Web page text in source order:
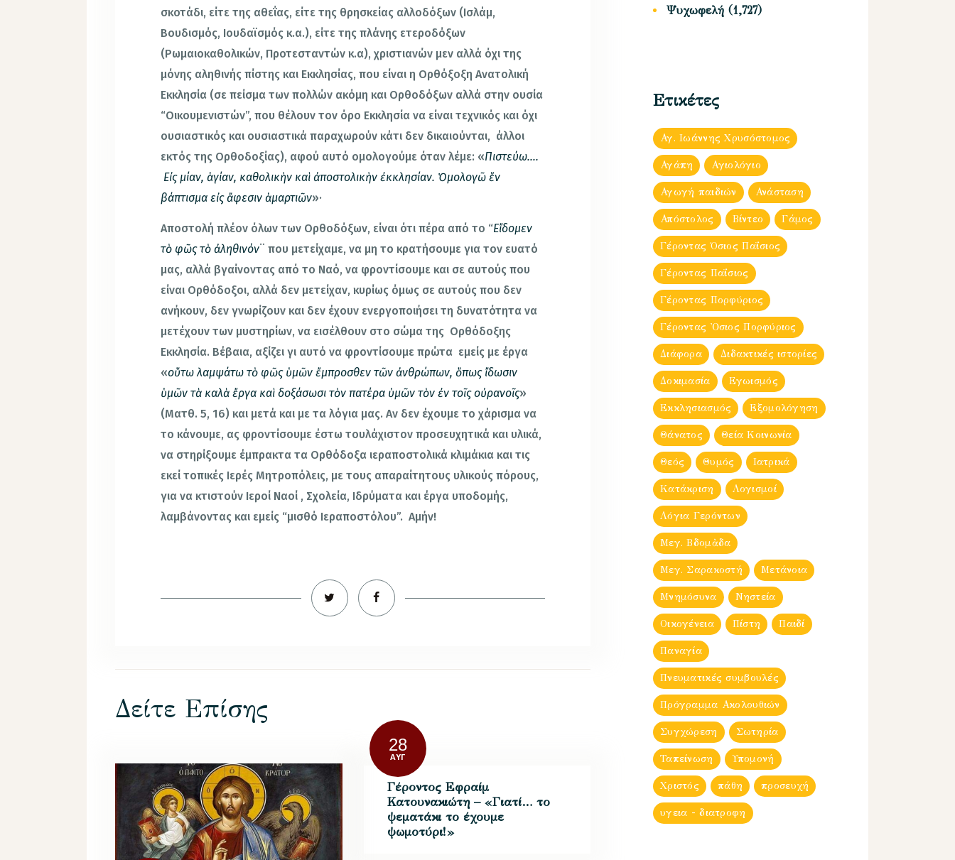
σκοτάδι, είτε της αθεΐας, είτε της θρησκείας αλλοδόξων (Ισλάμ,
Βουδισμός, Ιουδαϊσμός κ.α.), είτε της πλάνης ετεροδόξων
(Ρωμαιοκαθολικών, Προτεσταντών κ.α), χριστιανών μεν αλλά όχι της
μόνης αληθινής πίστης και Εκκλησίας, που είναι η Ορθόξοξη Ανατολική
Εκκλησία (σε πείσμα των πολλών ακόμη και Ορθοδόξων αλλά στην ουσία
“Οικουμενιστών”, που θέλουν τον όρο Εκκλησία να είναι τεχνικός και όχι
ουσιαστικός και ουσιαστικά παραχωρούν κάτι δεν δικαιούνται, άλλοι
εκτός της Ορθοδοξίας), αφού αυτό ομολογούμε όταν λέμε: «Πιστεύω….
Εἰς μίαν, ἁγίαν, καθολικὴν καὶ ἀποστολικὴν ἐκκλησίαν. Ὁμολογῶ ἕν
βάπτισμα εἰς ἄφεσιν ἁμαρτιῶν»·
Αποστολή πλέον όλων των Ορθοδόξων, είναι ότι πέρα από το “Εἴδομεν
τὸ φῶς τὸ ἀληθινόν¨ που μετείχαμε, να μη το κρατήσουμε για τον ευατό
μας, αλλά βγαίνοντας από το Ναό, να φροντίσουμε και σε αυτούς που
είναι Ορθόδοξοι, αλλά δεν μετείχαν, κυρίως όμως σε αυτούς που δεν
ανήκουν, δεν γνωρίζουν και δεν έχουν ενεργοποιήσει τη δυνατότητα να
μετέχουν των μυστηρίων, να εισέλθουν στο σώμα της Ορθόδοξης
Εκκλησία. Βέβαια, αξίζει γι αυτό να φροντίσουμε πρώτα εμείς με έργα
«οὕτω λαμψάτω τὸ φῶς ὑμῶν ἔμπροσθεν τῶν ἀνθρώπων, ὅπως ἴδωσιν
ὑμῶν τὰ καλὰ ἔργα καὶ δοξάσωσι τὸν πατέρα ὑμῶν τὸν ἐν τοῖς οὐρανοῖς»
(Ματθ. 5, 16) και μετά και με τα λόγια μας. Αν δεν έχουμε το χάρισμα να
το κάνουμε, ας φροντίσουμε έστω τουλάχιστον προσευχητικά και υλικά,
να στηρίξουμε έμπρακτα τα Ορθόδοξα ιεραποστολικά κλιμάκια και τις
εκεί τοπικές Ιερές Μητροπόλεις, με τους απαραίτητους υλικούς πόρους,
για να κτιστούν Ιεροί Ναοί , Σχολεία, Ιδρύματα και έργα υποδομής,
λαμβάνοντας και εμείς “μισθό Ιεραποστόλου”. Αμήν!
Δείτε Επίσης
28
ΑΥΓ
Γέροντος Εφραίμ
Κατουνακιώτη – «Γιατί… το
ψεματάκι το έχουμε
ψωμοτύρι!»
Ψυχωφελή (1,727)
Ετικέτες
Αγ. Ιωάννης Χρυσόστομος
Αγάπη Αγιολόγιο
Αγωγή παιδιών Ανάσταση
Απόστολος Βίντεο Γάμος
Γέροντας Όσιος Παΐσιος
Γέροντας Παΐσιος
Γέροντας Πορφύριος
Γέροντας Ὀσιος Πορφύριος
Διάφορα Διδακτικές ιστορίες
Δοκιμασία Εγωισμός
Εκκλησιασμός Εξομολόγηση
Θάνατος Θεία Κοινωνία
Θεός Θυμός Ιατρικά
Κατάκριση Λογισμοί
Λόγια Γερόντων
Μεγ. Βδομἀδα
Μεγ. Σαρακοστή Μετάνοια
Μνημόσυνα Νηστεία
Οικογένεια Πίστη Παιδί
Παναγία
Πνευματικές συμβουλές
Πρόγραμμα Ακολουθιών
Συγχώρεση Σωτηρία
Ταπείνωση Υπομονή
Χριστός πάθη προσευχή
υγεια - διατροφη